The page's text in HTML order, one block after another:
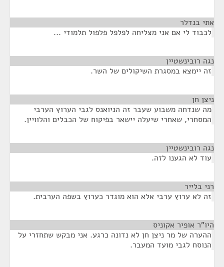
אתי בנדלר
לכבוד לי אם אני מצליחה לפלפל פלפול תלמודי ...
נגה רובינשטיין
זה יימצא במסגרת השיקולים של השר.
ניצן חן
מה שנדחה משבוע שעבר זה הניואנס לגבי הערוץ הערבי
המסחרי, שאחרי שיעלה יישאר בפיקוח של הכבלים והלוויין.
נגה רובינשטיין
עוד לא הגענו לזה.
רני בלייר
זה לא ערוץ ערבי אלא הוא מוגדר כערוץ בשפה הערבית.
היו"ר אופיר אקוניס
ההערה של מר ניצן חן לא נדונה כרגע. אני מבקש שתחזרי על
הנוסח לגבי מועד המעבר.